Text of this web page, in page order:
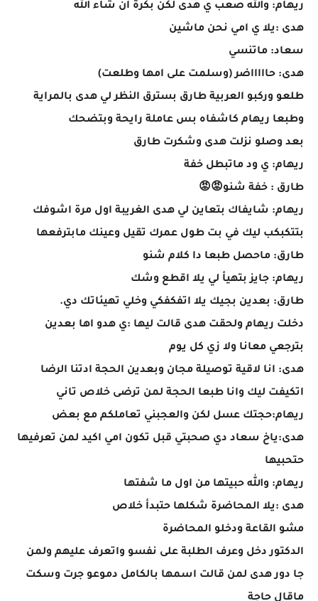
ريهام: والله صعب ي هدى لكن بكرة ان شاء الله
هدى :يلا ي امي نحن ماشين
سعاد: ماتنسي
هدى: حاااااضر (وسلمت على امها وطلعت)
طلعو وركبو العربية طارق بسترق النظر لي هدى بالمراية
وطبعا ريهام كاشفاه بس عاملة رايحة وبتضحك
بعد وصلو نزلت هدى وشكرت طارق
ريهام: ي ود ماتبطل خفة
طارق : خفة شنو😡😡
ريهام: شايفاك بتعاين لي هدى الغريبة اول مرة اشوفك
بتتكبكب ليك في بت طول عمرك تقيل وعينك مابترفعها
طارق: ماحصل طبعا دا كلام شنو
ريهام: جايز بتهيأ لي يلا اقطع وشك
طارق: بعدين بجيك يلا اتفكفكي وخلي تهيئاتك دي.
دخلت ريهام ولحقت هدى قالت ليها :ي هدو اها بعدين
بترجعي معانا ولا زي كل يوم
هدى: انا لاقية توصيلة مجان وبعدين الحجة ادتنا الرضا
اتكيفت ليك وانا طبعا الحجة لمن ترضى خلاص تاني
ريهام:حجتك عسل لكن والعجبني تعاملكم مع بعض
هدى:ياخ سعاد دي صحبتي قبل تكون امي اكيد لمن تعرفيها
حتحبيها
ريهام: والله حبيتها من اول ما شفتها
هدى :يلا المحاضرة شكلها حتبدأ خلاص
مشو القاعة ودخلو المحاضرة
الدكتور دخل وعرف الطلبة على نفسو واتعرف عليهم ولمن
جا دور هدى لمن قالت اسمها بالكامل دموعو جرت وسكت
ماقال حاجة